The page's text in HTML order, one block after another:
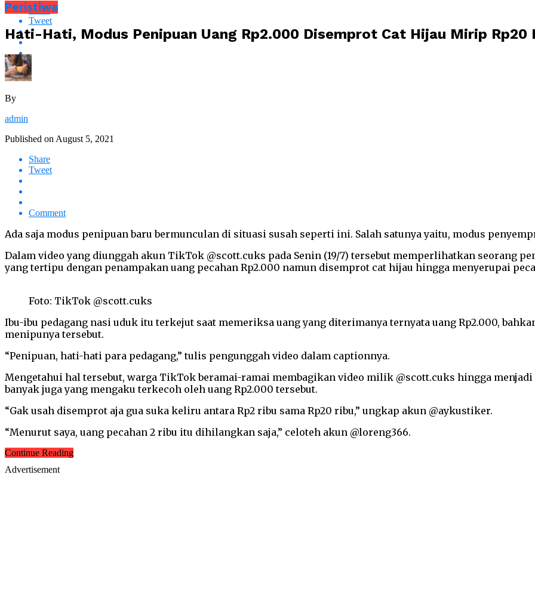
Share
Tweet
Peristiwa
Hati-Hati, Modus Penipuan Uang Rp2.000 Disemprot Cat Hijau Mirip Rp20
By
admin
Published on August 5, 2021
Share
Tweet
Comment
Ada saja modus penipuan baru bermunculan di situasi susah seperti ini. Salah satunya yaitu, modus
Dalam video yang diunggah akun TikTok @scott.cuks pada Senin (19/7) tersebut memperlihatkan seorang
yang tertipu dengan penampakan uang pecahan Rp2.000 namun disemprot cat hijau hingga menyerupai
Foto: TikTok @scott.cuks
Ibu-ibu pedagang nasi uduk itu terkejut saat memeriksa uang yang diterimanya ternyata uang Rp2.000,
menipunya tersebut.
“Penipuan, hati-hati para pedagang,” tulis pengunggah video dalam captionnya.
Mengetahui hal tersebut, warga TikTok beramai-ramai membagikan video milik @scott.cuks hingga
banyak juga yang mengaku terkecoh oleh uang Rp2.000 tersebut.
“Gak usah disemprot aja gua suka keliru antara Rp2 ribu sama Rp20 ribu,” ungkap akun @aykustiker.
“Menurut saya, uang pecahan 2 ribu itu dihilangkan saja,” celoteh akun @loreng366.
Continue Reading
Advertisement